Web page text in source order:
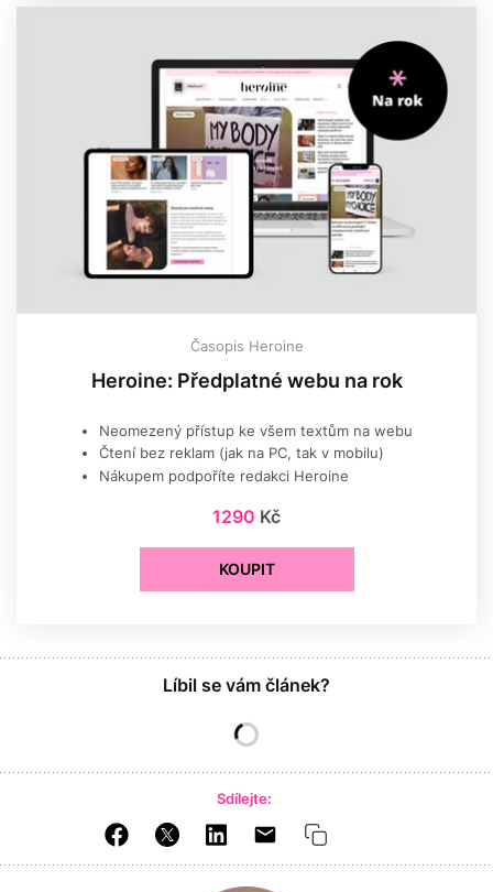
Časopis Heroine
Heroine: Předplatné webu na rok
Neomezený přístup ke všem textům na webu
Čtení bez reklam (jak na PC, tak v mobilu)
Nákupem podpoříte redakci Heroine
1290 Kč
KOUPIT
Líbil se vám článek?
Sdílejte: